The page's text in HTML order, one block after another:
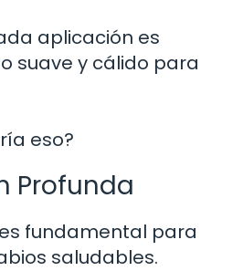
aplicación es
suave y cálido para
eso?
Profunda
fundamental para
saludables.